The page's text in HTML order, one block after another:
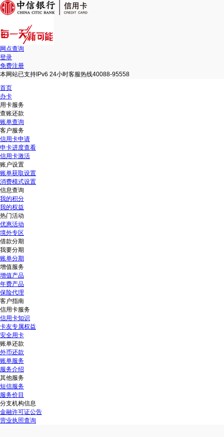
网点查询
登录
免费注册
本网站已支持IPv6 24小时客服热线40088-95558
首页
办卡
用卡服务
查账还款
账单查询
客户服务
信用卡申请
申卡进度查看
信用卡激活
账户设置
账单获取设置
消费模式设置
信息查询
我的积分
我的权益
热门活动
优惠活动
境外专区
借款分期
我要分期
账单分期
增值服务
增值产品
年费产品
保险代理
客户指南
信用卡服务
信用卡知识
卡友专属权益
安全用卡
账单还款
外币还款
账单服务
服务介绍
其他服务
短信服务
服务价目
分支机构信息
金融许可证公告
营业执照查询